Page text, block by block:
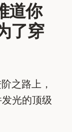
道你
了穿
之路上，
光的顶级